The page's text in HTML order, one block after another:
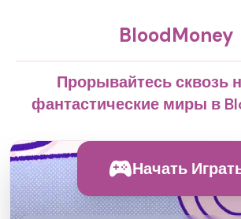
BloodMoney
Прорывайтесь сквозь
фантастические миры в
Начать